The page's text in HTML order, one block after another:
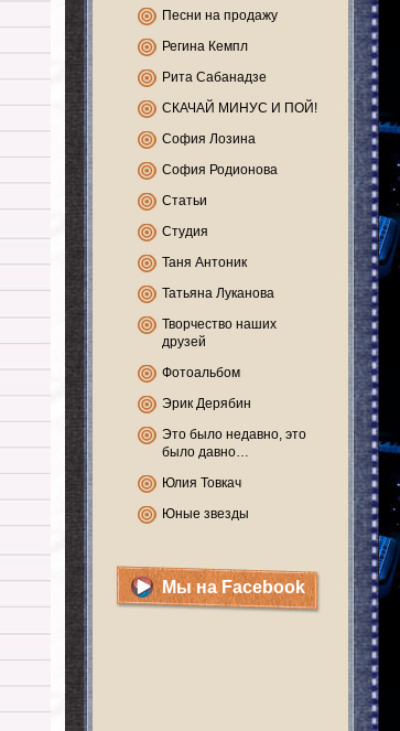
Песни на продажу
Регина Кемпл
Рита Сабанадзе
СКАЧАЙ МИНУС И ПОЙ!
София Лозина
София Родионова
Статьи
Студия
Таня Антоник
Татьяна Луканова
Творчество наших
друзей
Фотоальбом
Эрик Дерябин
Это было недавно, это
было давно…
Юлия Товкач
Юные звезды
Мы на Facebook